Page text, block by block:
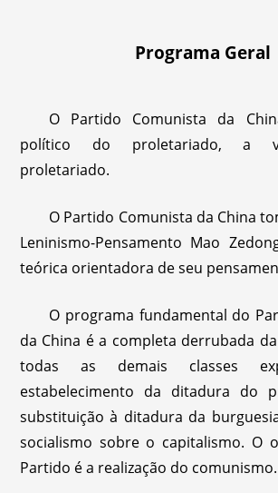
Programa Geral
O Partido Comunista da
político do proletariado, a
proletariado.
O Partido Comunista da China
Leninismo-Pensamento Mao
teórica orientadora de seu
O programa fundamental do
da China é a completa derrubada
todas as demais classes
estabelecimento da ditadura do
substituição à ditadura da
socialismo sobre o capitalismo. O
Partido é a realização do comunismo.